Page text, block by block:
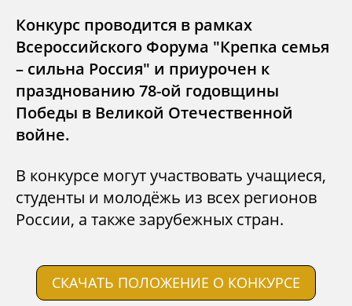
Конкурс проводится в рамках
Всероссийского Форума "Крепка семья
– сильна Россия" и приурочен к
празднованию 78-ой годовщины
Победы в Великой Отечественной
войне.
В конкурсе могут участвовать учащиеся,
студенты и молодёжь из всех регионов
России, а также зарубежных стран.
СКАЧАТЬ ПОЛОЖЕНИЕ О КОНКУРСЕ